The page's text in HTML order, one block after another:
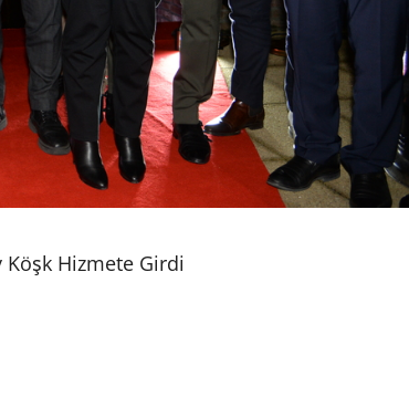
Köşk Hizmete Girdi